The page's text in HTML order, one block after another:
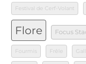
Festival de Cerf-Volant
Flore
Focus
Fourmis Frêle